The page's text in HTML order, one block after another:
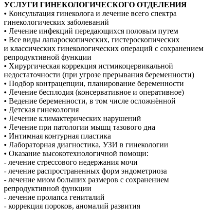
УСЛУГИ ГИНЕКОЛОГИЧЕСКОГО ОТДЕЛЕНИЯ
• Консультация гинеколога и лечение всего спектра
гинекологических заболеваний
• Лечение инфекций передающихся половым путем
• Все виды лапароскопических, гистероскопических
и классических гинекологических операций с сохранением
репродуктивной функции
• Хирургическая коррекция истмикоцервикальной
недостаточности (при угрозе прерывания беременности)
• Подбор контрацепции, планирование беременности
• Лечение бесплодия (консервативное и оперативное)
• Ведение беременности, в том числе осложнённой
• Детская гинекология
• Лечение климактерических нарушений
• Лечение при патологии мышц тазового дна
• Интимная контурная пластика
• Лабораторная диагностика, УЗИ в гинекологии
• Оказание высокотехнологичной помощи:
- лечение стрессового недержания мочи
- лечение распространенных форм эндометриоза
- лечение миом больших размеров с сохранением
репродуктивной функции
- лечение пролапса гениталий
- коррекция пороков, аномалий развития